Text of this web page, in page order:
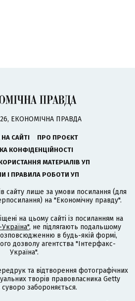
ЕКОНОМІЧНА ПРАВДА
САЙТІ
ПРО ПРОЄКТ
КОНФІДЕНЦІЙНОСТІ
МАТЕРІАЛІВ УП
І ПРАВИЛА РОБОТИ УП
сайту лише за умови посилання (для
на "Економічну правду".
на цьому сайті із посиланням на
, не підлягають подальшому
в будь-якій формі,
дозволу агентства "Інтерфакс-
Україна".
та відтворення фотографічних
творів правовласника Getty
забороняється.